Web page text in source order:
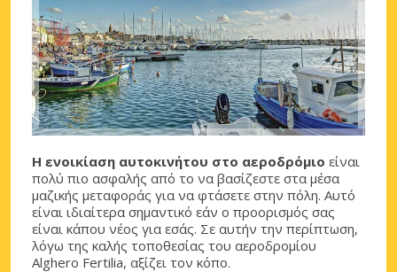
Η ενοικίαση αυτοκινήτου στο αεροδρόμιο είναι
πολύ πιο ασφαλής από το να βασίζεστε στα μέσα
μαζικής μεταφοράς για να φτάσετε στην πόλη. Αυτό
είναι ιδιαίτερα σημαντικό εάν ο προορισμός σας
είναι κάπου νέος για εσάς. Σε αυτήν την περίπτωση,
λόγω της καλής τοποθεσίας του αεροδρομίου
Alghero Fertilia, αξίζει τον κόπο.